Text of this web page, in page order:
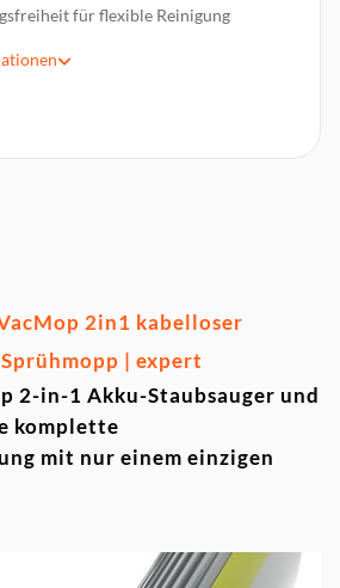
für flexible Reinigung
2in1 kabelloser
| expert
2-in-1 Akku-Staubsauger und
komplette
mit nur einem einzigen